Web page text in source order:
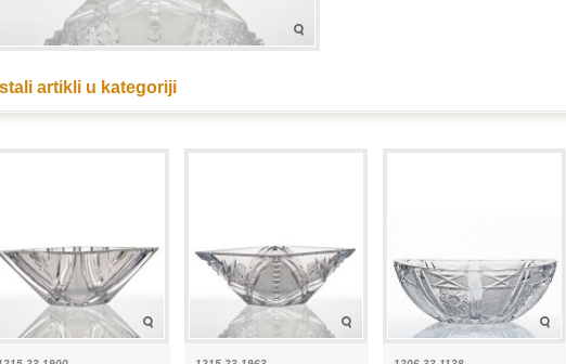
artikli u kategoriji